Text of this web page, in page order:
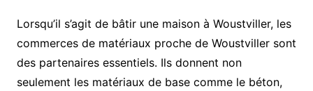
Lorsqu’il s’agit de bâtir une maison à Woustviller, les
commerces de matériaux proche de Woustviller sont
des partenaires essentiels. Ils donnent non
seulement les matériaux de base comme le béton,